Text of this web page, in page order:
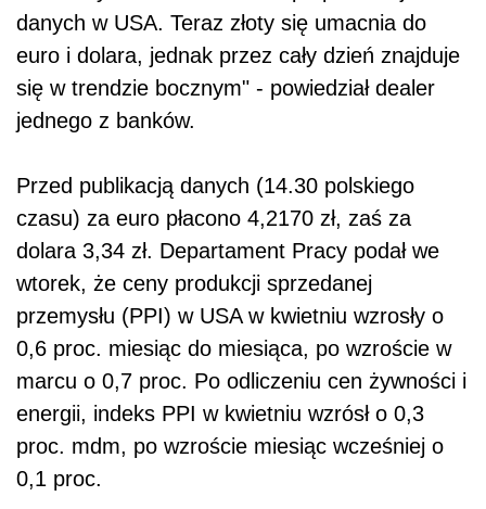
danych w USA. Teraz złoty się umacnia do
euro i dolara, jednak przez cały dzień znajduje
się w trendzie bocznym" - powiedział dealer
jednego z banków.
Przed publikacją danych (14.30 polskiego
czasu) za euro płacono 4,2170 zł, zaś za
dolara 3,34 zł. Departament Pracy podał we
wtorek, że ceny produkcji sprzedanej
przemysłu (PPI) w USA w kwietniu wzrosły o
0,6 proc. miesiąc do miesiąca, po wzroście w
marcu o 0,7 proc. Po odliczeniu cen żywności i
energii, indeks PPI w kwietniu wzrósł o 0,3
proc. mdm, po wzroście miesiąc wcześniej o
0,1 proc.